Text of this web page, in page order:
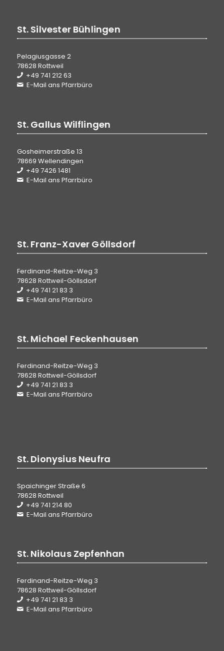
St. Silvester Bühlingen
Pelagiusgasse 2
78628 Rottweil
+49 741 212 63
E-Mail ans Pfarrbüro
St. Gallus Wilflingen
Gosheimerstraße 13
78669 Wellendingen
+49 7426 1481
E-Mail ans Pfarrbüro
St. Franz-Xaver Göllsdorf
Ferdinand-Reitze-Weg 3
78628 Rottweil-Göllsdorf
+49 741 21 83 3
E-Mail ans Pfarrbüro
St. Michael Feckenhausen
Ferdinand-Reitze-Weg 3
78628 Rottweil-Göllsdorf
+49 741 21 83 3
E-Mail ans Pfarrbüro
St. Dionysius Neufra
Spaichinger Straße 6
78628 Rottweil
+49 741 214 80
E-Mail ans Pfarrbüro
St. Nikolaus Zepfenhan
Ferdinand-Reitze-Weg 3
78628 Rottweil-Göllsdorf
+49 741 21 83 3
E-Mail ans Pfarrbüro